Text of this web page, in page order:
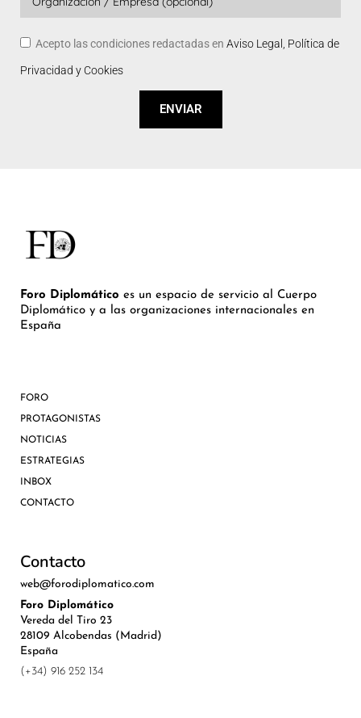
Acepto las condiciones redactadas en Aviso Legal, Política de
Privacidad y Cookies
ENVIAR
Foro Diplomático es un espacio de servicio al Cuerpo
Diplomático y a las organizaciones internacionales en
España
FORO
PROTAGONISTAS
NOTICIAS
ESTRATEGIAS
INBOX
CONTACTO
Contacto
web@forodiplomatico.com
Foro Diplomático
Vereda del Tiro 23
28109 Alcobendas (Madrid)
España
(+34) 916 252 134